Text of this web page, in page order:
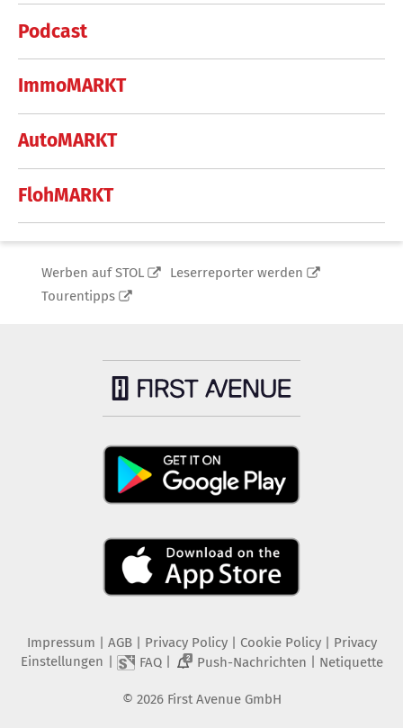
Podcast
ImmoMARKT
AutoMARKT
FlohMARKT
Werben auf STOL
Leserreporter werden
Tourentipps
Impressum AGB Privacy Policy| Cookie Policy| Privacy
Einstellungen
FAQ| 2 Push-Nachrichten Netiquette
© 2026 First Avenue GmbH